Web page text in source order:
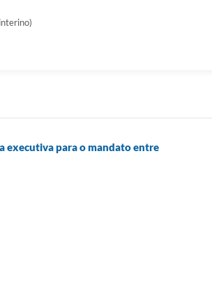
executiva para o mandato entre